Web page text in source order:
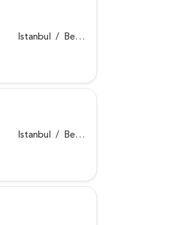
Istanbul / Beykoz
Istanbul / Beykoz